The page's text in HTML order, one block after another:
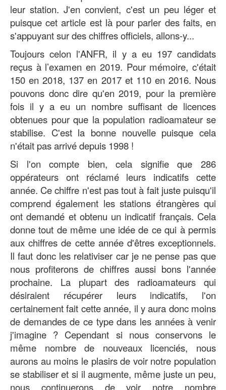
leur station. J'en convient, c'est un peu léger et
puisque cet article est là pour parler des faits, en
s'appuyant sur des chiffres officiels, allons-y...
Toujours celon l'ANFR, il y a eu 197 candidats
reçus à l’examen en 2019. Pour mémoire, c'était
150 en 2018, 137 en 2017 et 110 en 2016. Nous
pouvons donc dire qu'en 2019, pour la première
fois il y a eu un nombre suffisant de licences
obtenues pour que la population radioamateur se
stabilise. C'est la bonne nouvelle puisque cela
n'était pas arrivé depuis 1998 !
Si l'on compte bien, cela signifie que 286
oppérateurs ont réclamé leurs indicatifs cette
année. Ce chiffre n'est pas tout à fait juste puisqu'il
comprend également les stations étrangères qui
ont demandé et obtenu un indicatif français. Cela
donne tout de même une idée de ce qui à permis
aux chiffres de cette année d'êtres exceptionnels.
Il faut donc les relativiser car je ne pense pas que
nous profiterons de chiffres aussi bons l'année
prochaine. La plupart des radioamateurs qui
désiraient récupérer leurs indicatifs, l'on
certainement fait cette année, il y aura donc moins
de demandes de ce type dans les années à venir
j'imagine ? Cependant si nous conservons le
même nombre de nouveaux licenciés, nous
aurons au moins le plasirs de voir notre population
se stabiliser et si il augmente, même juste un peu,
nous continuerons de voir notre nombre